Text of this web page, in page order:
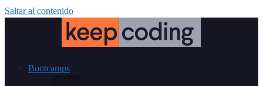
Saltar al contenido
Bootcamps